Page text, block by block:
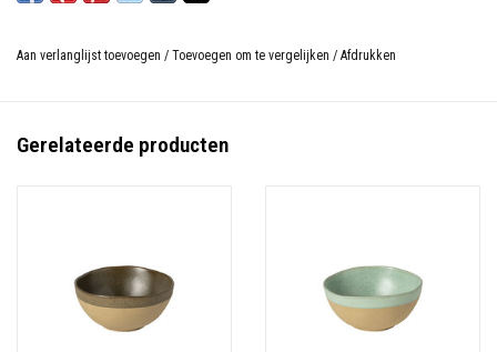
Aan verlanglijst toevoegen / Toevoegen om te vergelijken / Afdrukken
Gerelateerde producten